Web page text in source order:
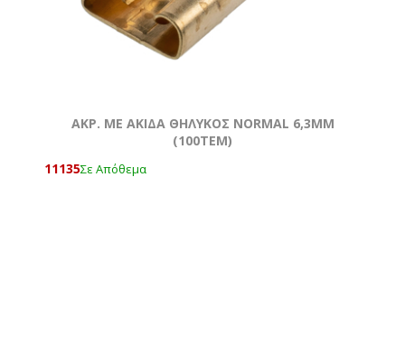
AKΡ. ΜΕ ΑΚΙΔΑ ΘΗΛΥΚΟΣ NORMAL 6,3ΜΜ
(100ΤΕΜ)
11135Σε Απόθεμα